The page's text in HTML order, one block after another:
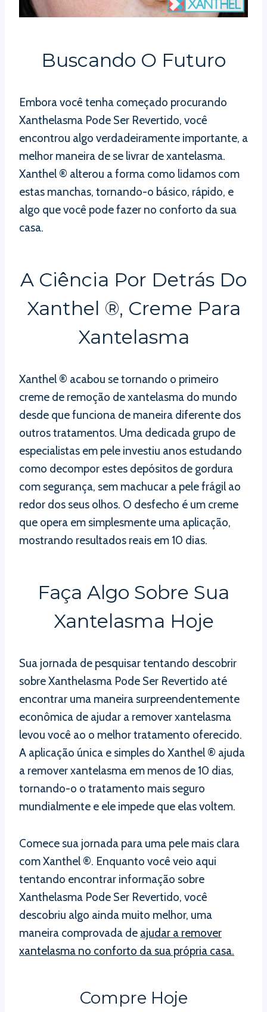
Buscando O Futuro
Embora você tenha começado procurando
Xanthelasma Pode Ser Revertido, você
encontrou algo verdadeiramente importante, a
melhor maneira de se livrar de xantelasma.
Xanthel ® alterou a forma como lidamos com
estas manchas, tornando-o básico, rápido, e
algo que você pode fazer no conforto da sua
casa.
A Ciência Por Detrás Do
Xanthel ®, Creme Para
Xantelasma
Xanthel ® acabou se tornando o primeiro
creme de remoção de xantelasma do mundo
desde que funciona de maneira diferente dos
outros tratamentos. Uma dedicada grupo de
especialistas em pele investiu anos estudando
como decompor estes depósitos de gordura
com segurança, sem machucar a pele frágil ao
redor dos seus olhos. O desfecho é um creme
que opera em simplesmente uma aplicação,
mostrando resultados reais em 10 dias.
Faça Algo Sobre Sua
Xantelasma Hoje
Sua jornada de pesquisar tentando descobrir
sobre Xanthelasma Pode Ser Revertido até
encontrar uma maneira surpreendentemente
econômica de ajudar a remover xantelasma
levou você ao o melhor tratamento oferecido.
A aplicação única e simples do Xanthel ® ajuda
a remover xantelasma em menos de 10 dias,
tornando-o o tratamento mais seguro
mundialmente e ele impede que elas voltem.
Comece sua jornada para uma pele mais clara
com Xanthel ®. Enquanto você veio aqui
tentando encontrar informação sobre
Xanthelasma Pode Ser Revertido, você
descobriu algo ainda muito melhor, uma
maneira comprovada de ajudar a remover
xantelasma no conforto da sua própria casa.
Compre Hoje